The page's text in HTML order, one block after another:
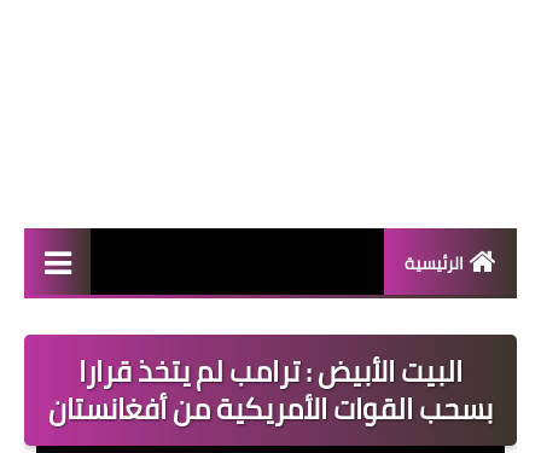
الرئيسية
منوعات
فعاليات
البيت الأبيض : ترامب لم يتخذ قرارا
بسحب القوات الأمريكية من أفغانستان